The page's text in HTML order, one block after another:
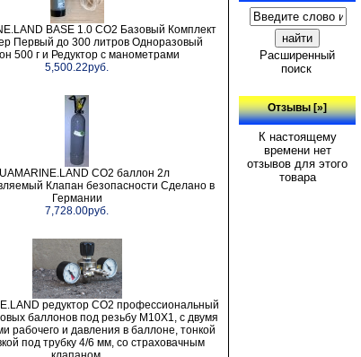
BASE 1.0 СО2 Базовый Комплект
Первый до 300 литров Одноразовый
500 г и Редуктор с манометрами
5,500.22руб.
CO2 баллон 2л
Клапан безопасности Сделано в
Германии
7,728.00руб.
редуктор СО2 профессиональный
баллонов под резьбу M10X1, с двумя
рабочего и давления в баллоне, тонкой
под трубку 4/6 мм, со страховачным
Расширенный
поиск
Отзывы [»]
К настоящему
времени нет
отзывов для этого
товара